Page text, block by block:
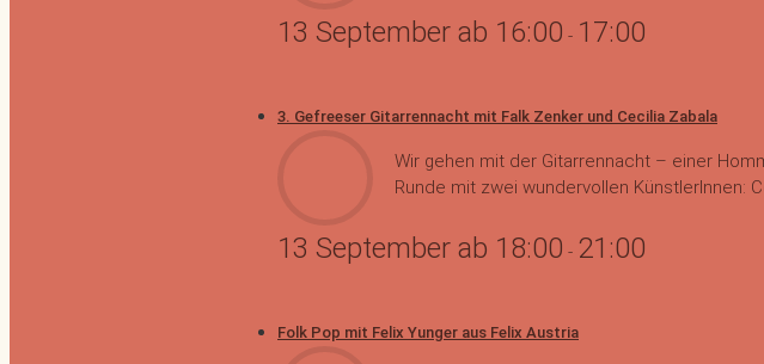
13 September ab 16:00 - 17:00
3. Gefreeser Gitarrennacht mit Falk Zenker und Cecilia Zabala
Wir gehen mit der Gitarrennacht – einer
Runde mit zwei wundervollen KünstlerInnen:
13 September ab 18:00 - 21:00
Folk Pop mit Felix Yunger aus Felix Austria